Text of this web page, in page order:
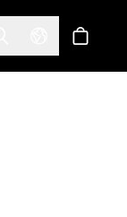
Toggle Search
Select스토어